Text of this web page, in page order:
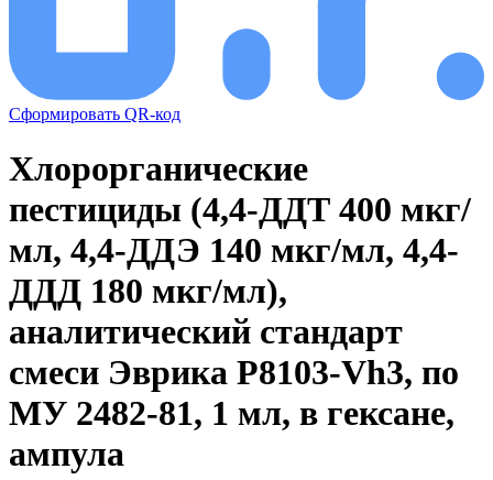
Сформировать QR-код
Хлорорганические
пестициды (4,4-ДДТ 400 мкг/
мл, 4,4-ДДЭ 140 мкг/мл, 4,4-
ДДД 180 мкг/мл),
аналитический стандарт
смеси Эврика P8103-Vh3, по
МУ 2482-81, 1 мл, в гексане,
ампула